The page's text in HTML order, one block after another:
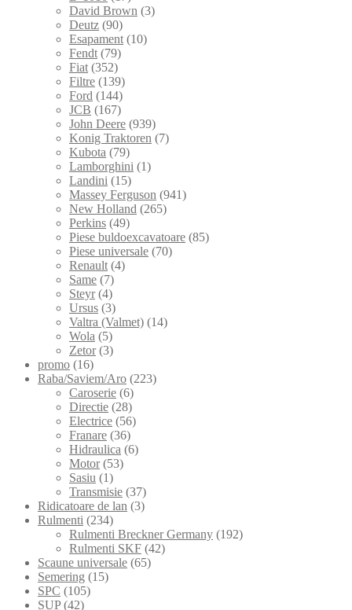
David Brown (3)
Deutz (90)
Esapament (10)
Fendt (79)
Fiat (352)
Filtre (139)
Ford (144)
JCB (167)
John Deere (939)
Konig Traktoren (7)
Kubota (79)
Lamborghini (1)
Landini (15)
Massey Ferguson (941)
New Holland (265)
Perkins (49)
Piese buldoexcavatoare (85)
Piese universale (70)
Renault (4)
Same (7)
Steyr (4)
Ursus (3)
Valtra (Valmet) (14)
Wola (5)
Zetor (3)
promo (16)
Raba/Saviem/Aro (223)
Caroserie (6)
Directie (28)
Electrice (56)
Franare (36)
Hidraulica (6)
Motor (53)
Sasiu (1)
Transmisie (37)
Ridicatoare de lan (3)
Rulmenti (234)
Rulmenti Breckner Germany (192)
Rulmenti SKF (42)
Scaune universale (65)
Semering (15)
SPC (105)
SUP (42)